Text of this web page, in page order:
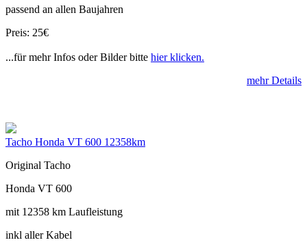
passend an allen Baujahren
Preis: 25€
...für mehr Infos oder Bilder bitte hier klicken.
mehr Details
Tacho Honda VT 600 12358km
Original Tacho
Honda VT 600
mit 12358 km Laufleistung
inkl aller Kabel